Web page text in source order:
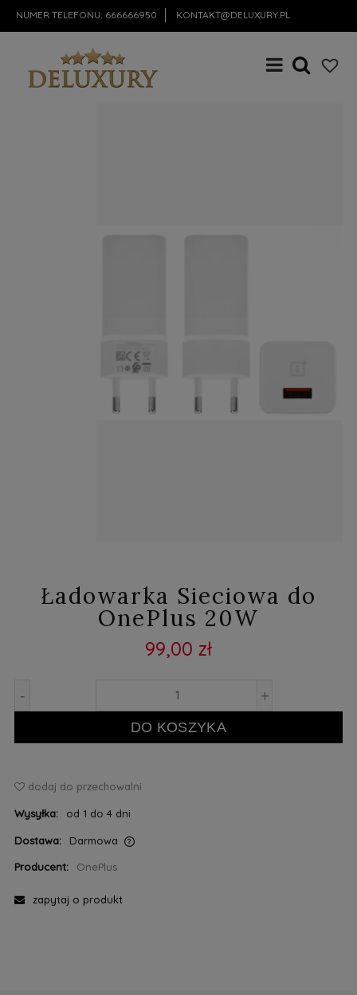
NUMER TELEFONU: 666666950 KONTAKT@DELUXURY.PL
Ładowarka Sieciowa do
OnePlus 20W
99,00 zł
- +
DO KOSZYKA
dodaj do przechowalni
Wysyłka: od 1 do 4 dni
Dostawa:
Darmowa
Producent:
OnePlus
zapytaj o produkt